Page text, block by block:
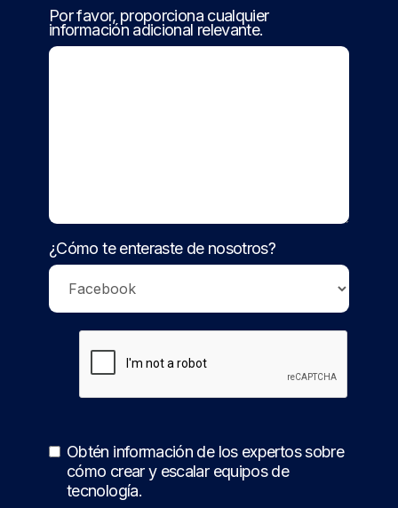
Por favor, proporciona cualquier
información adicional relevante.
¿Cómo te enteraste de nosotros?
Obtén información de los expertos sobre
cómo crear y escalar equipos de
tecnología.